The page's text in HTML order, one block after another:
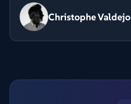
Christophe Valdejo